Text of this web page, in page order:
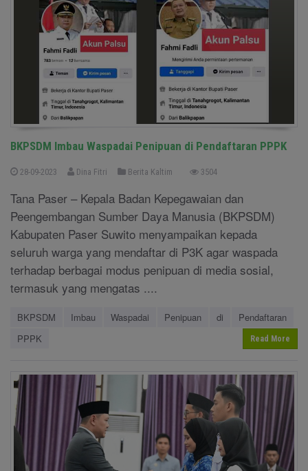
BKPSDM Imbau Waspadai Penipuan di Pendaftaran PPPK
28-09-2023 Dina Fitri Berita Kaltim 3504
Tana Paser – Kepala Badan Kepegawaian dan
Peengembangan Sumber Daya Manusia (BKPSDM)
Kabupaten Paser Suwito menyampaikan kepada
seluruh warga yang mendaftar di P3K agar waspada
terhadap berbagai modus penipuan di media sosial,
termasuk yang mengatas ....
BKPSDM Imbau Waspadai Penipuan di
Pendaftaran
PPPK
Read More